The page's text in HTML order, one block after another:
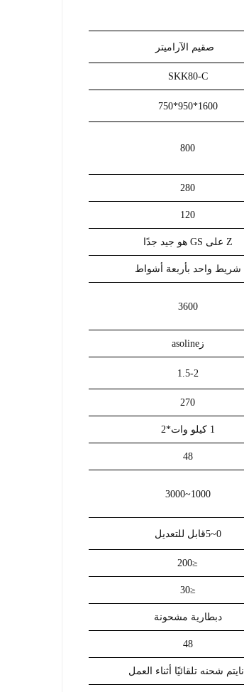
صقيم الآراميتر
SKK80-C
1600*950*750
800
280
120
Z على GS هو جيد جدًا
شريط واحد بأربعة أشواط
3600
زasoline
1.5-2
270
1 كيلو وات*2
48
1000~3000
0~5قابل للتعديل
≤200
≤30
دبطارية مشحونة
48
أنايتم شحنه تلقائيًا أثناء العمل